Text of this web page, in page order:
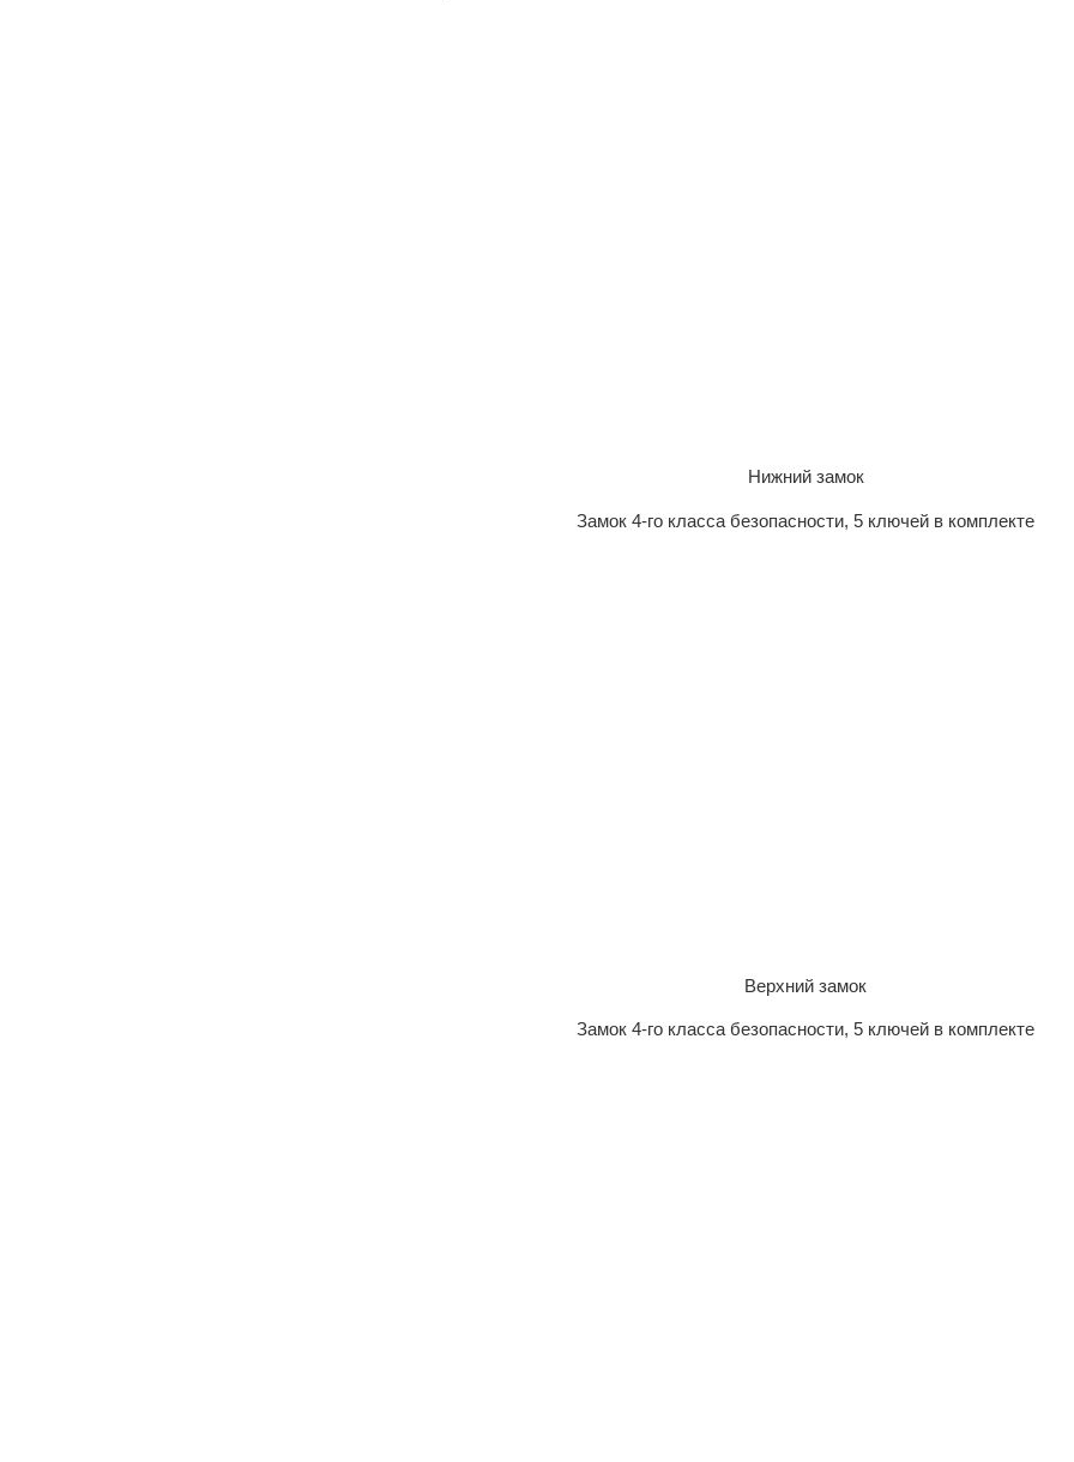
Нижний замок
Замок 4-го класса безопасности, 5 ключей в комплекте
Верхний замок
Замок 4-го класса безопасности, 5 ключей в комплекте